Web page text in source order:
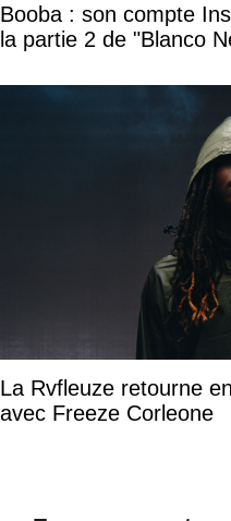
Booba : son compte
la partie 2 de "Blanco
La Rvfleuze retourne
avec Freeze Corleone